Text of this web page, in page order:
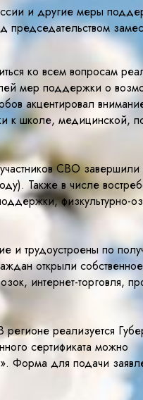
и другие меры
ко всем вопросам
мер поддержки о
акцентировал
к школе, медицинской,
СВО
Также в числе
физкультурно-
и трудоустроены по
открыли
интернет-торговля,
реализуется
сертификата можно
Форма для подачи